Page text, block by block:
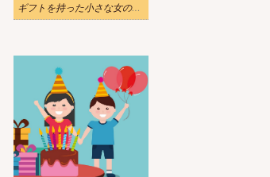
ギフトを持った小さな女の子のイラスト